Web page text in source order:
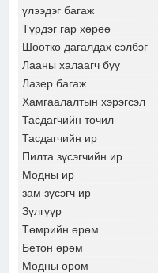
үлээдэг багаж
Түрдэг гар хөрөө
Шоотко дагалдах сэлбэг
Лааны халаагч буу
Лазер багаж
Хамгаалалтын хэрэгсэл
Тасдагчийн точил
Тасдагчийн ир
Пилта зүсэгчийн ир
Модны ир
зам зүсэгч ир
Зүлгүүр
Төмрийн өрөм
Бетон өрөм
Модны өрөм